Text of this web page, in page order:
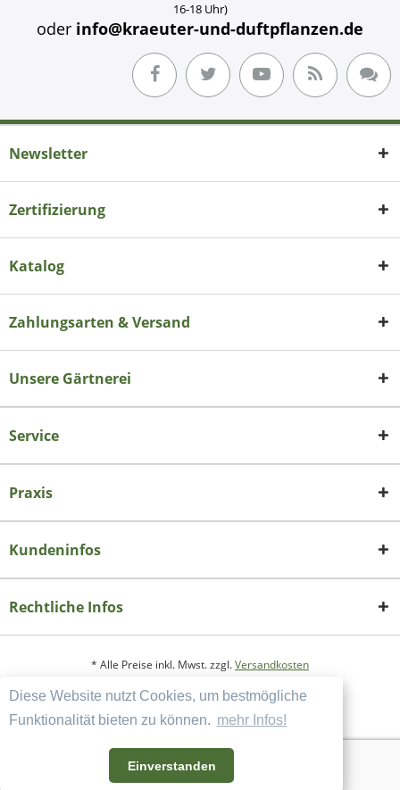
Diese Website nutzt Cookies, um bestmögliche
Funktionalität bieten zu können. mehr Infos!
Einverstanden
16-18 Uhr)
oder info@kraeuter-und-duftpflanzen.de
Newsletter
Zertifizierung
Katalog
Zahlungsarten & Versand
Unsere Gärtnerei
Service
Praxis
Kundeninfos
Rechtliche Infos
* Alle Preise inkl. Mwst. zzgl.Versandkosten
Copyright
Datenschutzerklärung
Widerrufsbelehrung und Muster-Widerrufsformular
AGB und Kundeninformation